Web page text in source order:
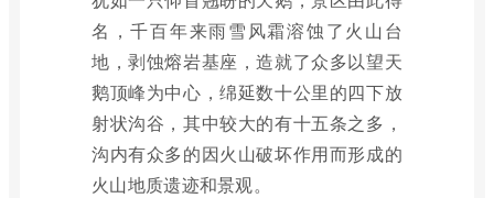
名，千百年来雨雪风霜溶蚀了火山台
地，剥蚀熔岩基座，造就了众多以望天
鹅顶峰为中心，绵延数十公里的四下放
射状沟谷，其中较大的有十五条之多，
沟内有众多的因火山破坏作用而形成的
火山地质遗迹和景观。